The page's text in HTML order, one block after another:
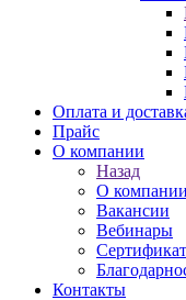
Оплата и
Прайс
О компании
Назад
О компании
Вакансии
Вебинары
Контакты